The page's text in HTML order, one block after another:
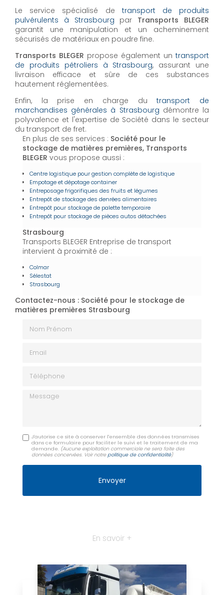
Le service spécialisé de transport de produits
pulvérulents à Strasbourg par Transports BLEGER
garantit une manipulation et un acheminement
sécurisés de matériaux en poudre fine.
Transports BLEGER propose également un transport
de produits pétroliers à Strasbourg, assurant une
livraison efficace et sûre de ces substances
hautement réglementées.
Enfin, la prise en charge dutransport de
marchandises générales à Strasbourg démontre la
polyvalence et l'expertise de Société dans le secteur
du transport de fret.
En plus de ses services : Société pour le
stockage de matières premières, Transports
BLEGER vous propose aussi :
Centre logistique pour gestion complète de logistique
Empotage et dépotage container
Entreposage frigorifiques des fruits et légumes
Entrepôt de stockage des denrées alimentaires
Entrepôt pour stockage de palette temporaire
Entrepôt pour stockage de pièces autos détachées
Strasbourg
Transports BLEGER Entreprise de transport
intervient à proximité de :
Colmar
Sélestat
Strasbourg
Contactez-nous : Société pour le stockage de
matières premières Strasbourg
Message
J'autorise ce site à conserver l'ensemble des données transmises
dans ce formulaire pour faciliter le suivi et le traitement de ma
demande. (Aucune exploitation commerciale ne sera faite des
données concervées. Voir notrepolitique de confidentialité)
En savoir +